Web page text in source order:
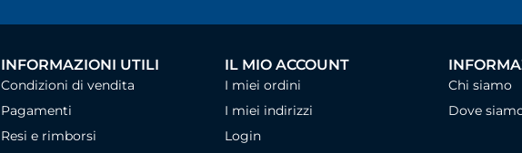
INFORMAZIONI UTILI
Condizioni di vendita
Pagamenti
Resi e rimborsi
IL MIO ACCOUNT
I miei ordini
I miei indirizzi
Login
Chi siamo
Dove